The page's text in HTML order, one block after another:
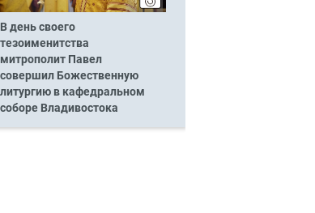
В день своего
тезоименитства
митрополит Павел
совершил Божественную
литургию в кафедральном
соборе Владивостока